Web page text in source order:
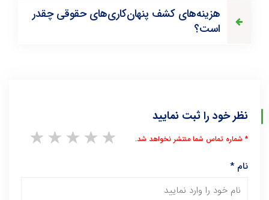
هزینه‌های کشف پنهان‌کاری‌های حقوقی چقدر
است؟
نظر خود را ثبت نمایید
5 stars
4 stars
3 stars
2 stars * شماره تماس شما منتشر نخواهد شد.
نام*